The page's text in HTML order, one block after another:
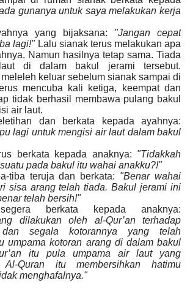
gunanya untuk saya melakukan kerja
yang bijaksana: "Jangan cepat
lagi!" Lalu sianak terus melakukan apa
Namun hasilnya tetap sama. Tiada
di dalam bakul jerami tersebut.
keluar sebelum sianak sampai di
mencuba kali ketiga, keempat dan
tidak berhasil membawa pulang bakul
air laut.
dan berkata kepada ayahnya:
lagi untuk mengisi air laut dalam bakul
berkata kepada anaknya: "Tidakkah
pada bakul itu wahai anakku?!"
tiba teruja dan berkata: "Benar wahai
sisa arang telah tiada. Bakul jerami ini
telah bersih!"
berkata kepada anaknya:
dilakukan oleh al-Qur’an terhadap
segala kotorannya yang telah
umpama kotoran arang di dalam bakul
itu pula umpama air laut yang
Al-Quran itu membersihkan hatimu
menghafalnya."